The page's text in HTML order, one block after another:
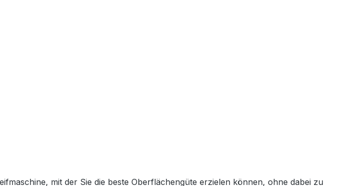
mit der Sie die beste Oberflächengüte erzielen können, ohne dabei zu